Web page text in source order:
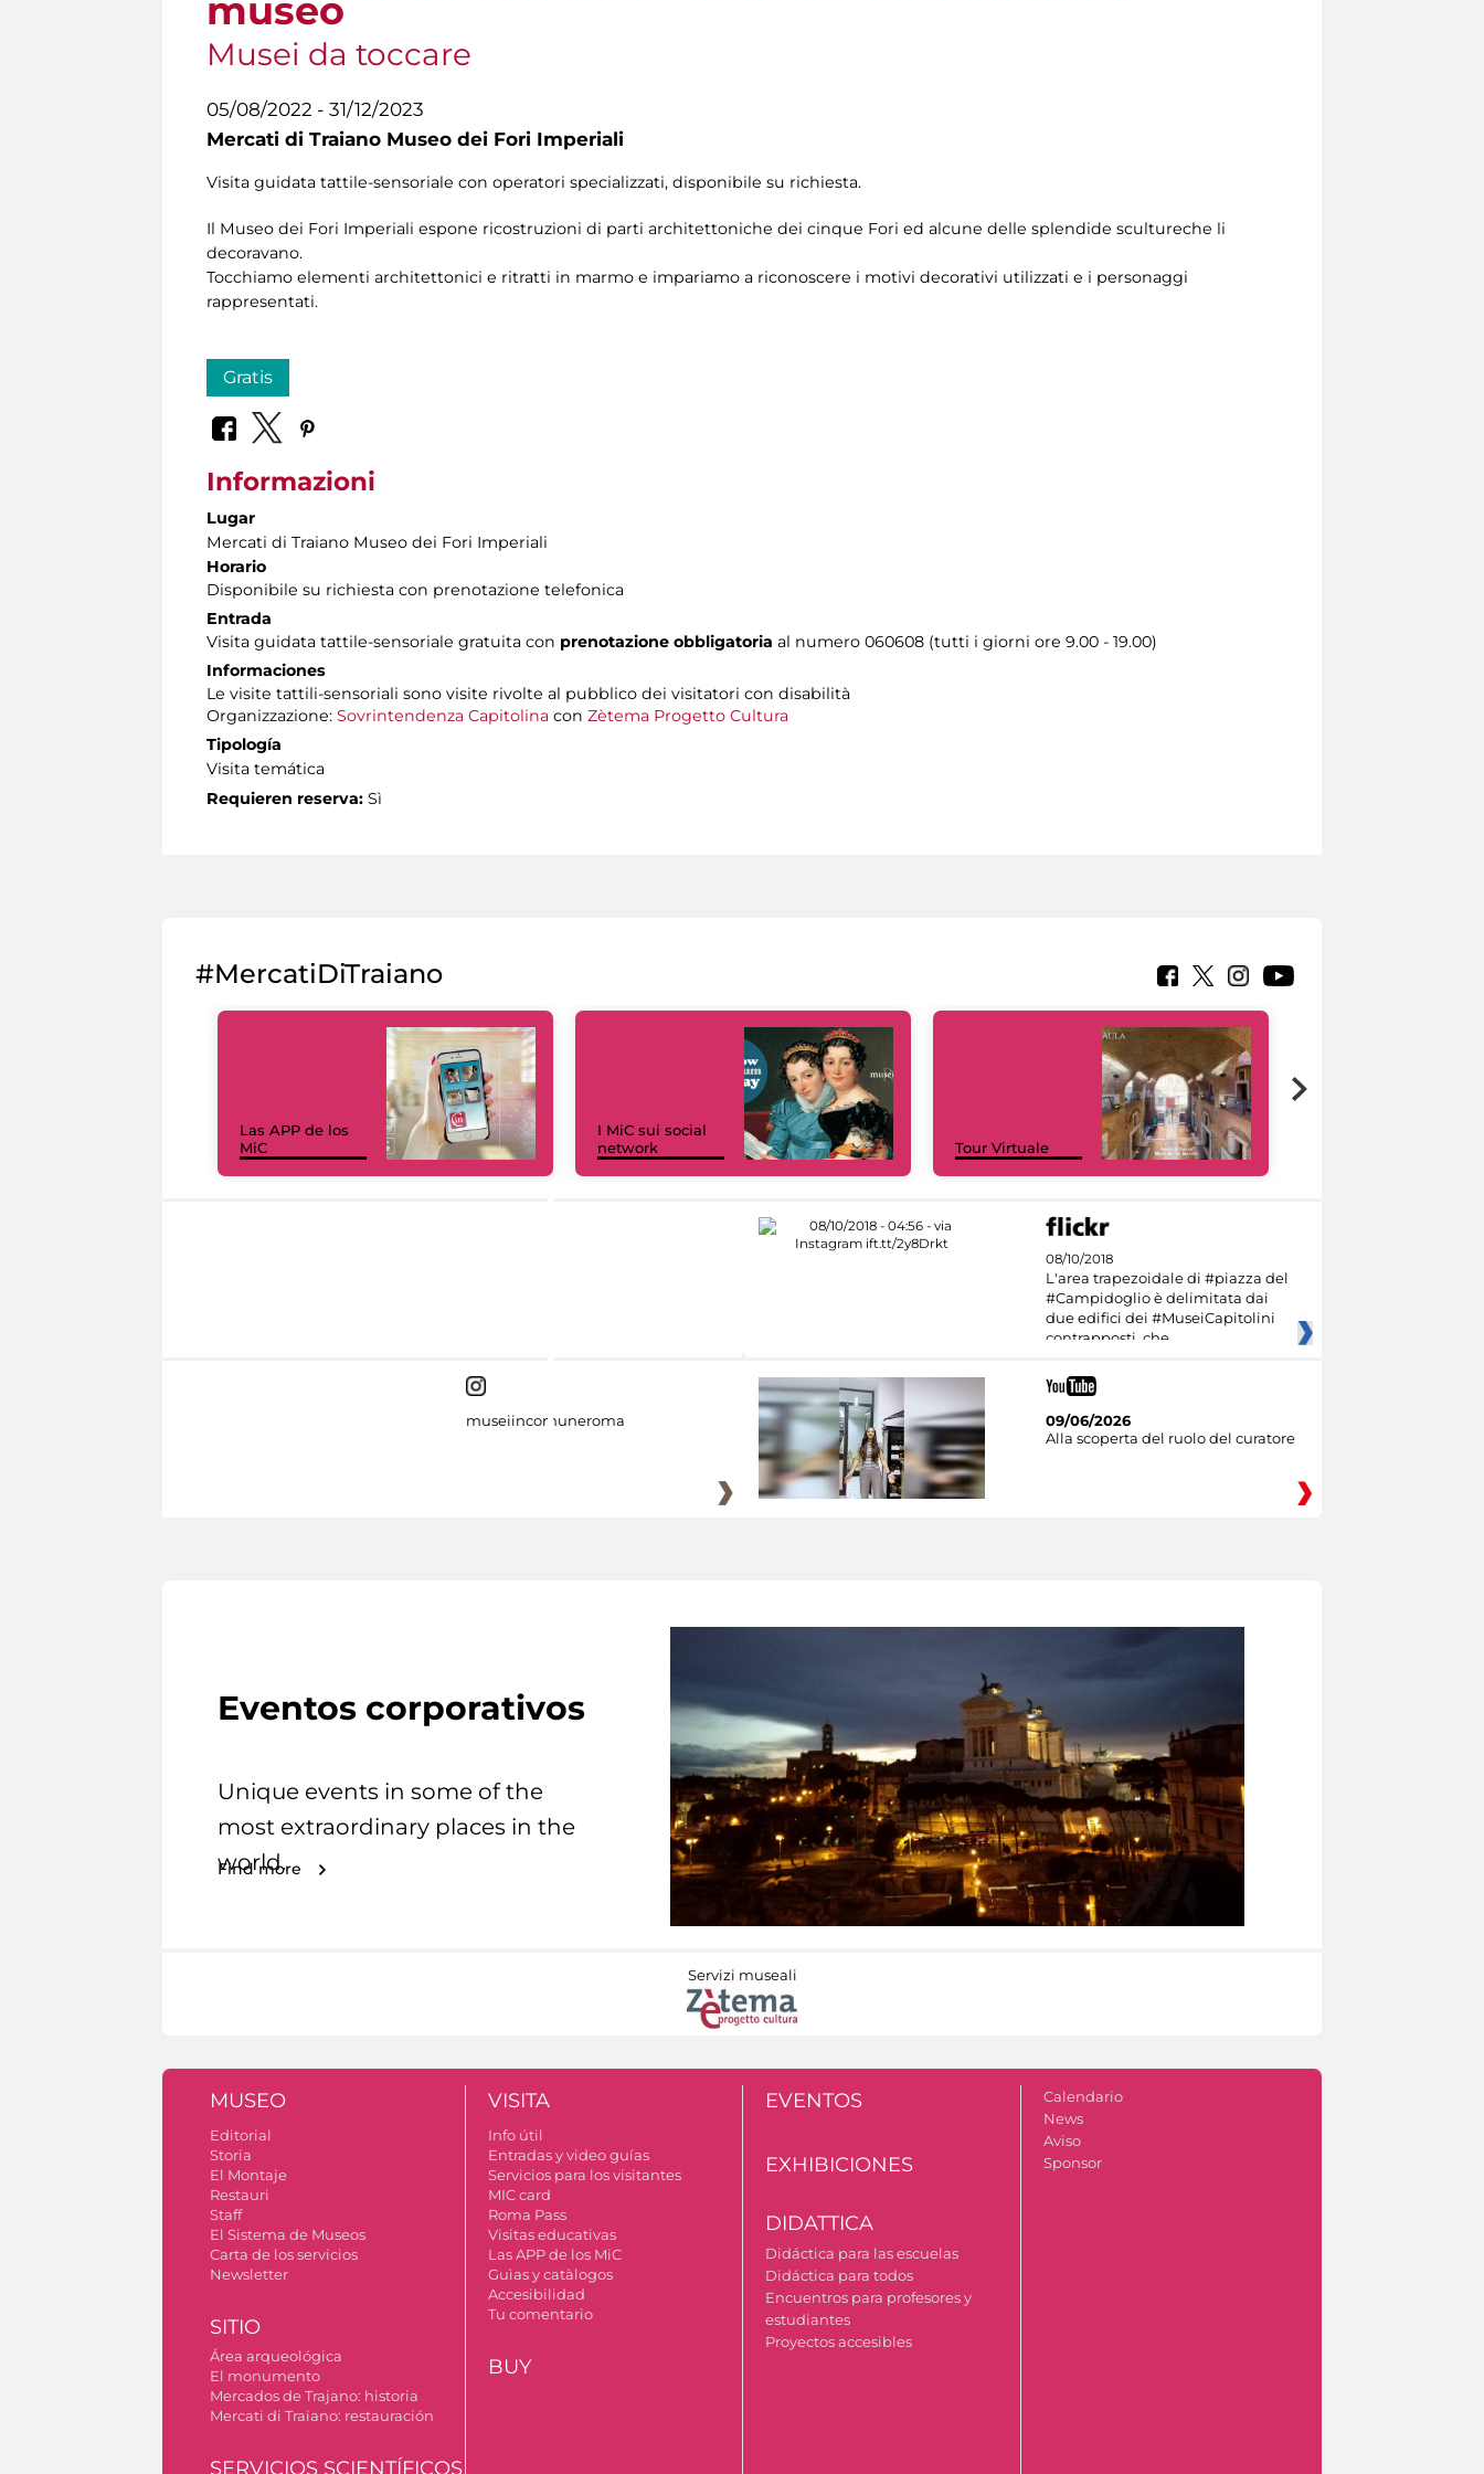
museo
Musei da toccare
05/08/2022 - 31/12/2023
Mercati di Traiano Museo dei Fori Imperiali
Visita guidata tattile-sensoriale con operatori specializzati, disponibile su richiesta.
Il Museo dei Fori Imperiali espone ricostruzioni di parti architettoniche dei cinque Fori ed alcune delle splendide scultureche li
decoravano.
Tocchiamo elementi architettonici e ritratti in marmo e impariamo a riconoscere i motivi decorativi utilizzati e i personaggi
rappresentati.
Gratis
Informazioni
Lugar
Mercati di Traiano Museo dei Fori Imperiali
Horario
Disponibile su richiesta con prenotazione telefonica
Entrada
Visita guidata tattile-sensoriale gratuita con prenotazione obbligatoria al numero 060608 (tutti i giorni ore 9.00 - 19.00)
Informaciones
Le visite tattili-sensoriali sono visite rivolte al pubblico dei visitatori con disabilità
Organizzazione: Sovrintendenza Capitolina con Zètema Progetto Cultura
Tipología
Visita temática
Requieren reserva: Sì
#MercatiDiTraiano
Las APP de los
MiC
I MiC sui social
network
Tour Virtuale
08/10/2018
L'area trapezoidale di #piazza del
#Campidoglio è delimitata dai
due edifici dei #MuseiCapitolini
contrapposti, che
museiincomuneroma
09/06/2026
Alla scoperta del ruolo del curatore
Eventos corporativos
Unique events in some of the
most extraordinary places in the
world.
Find more
Servizi museali
MUSEO
Editorial
Storia
El Montaje
Restauri
Staff
El Sistema de Museos
Carta de los servicios
Newsletter
SITIO
Área arqueológica
El monumento
Mercados de Trajano: historia
Mercati di Traiano: restauración
SERVICIOS SCIENTÍFICOS
VISITA
Info útil
Entradas y video guías
Servicios para los visitantes
MIC card
Roma Pass
Visitas educativas
Las APP de los MiC
Guìas y catàlogos
Accesibilidad
Tu comentario
BUY
EVENTOS
EXHIBICIONES
DIDATTICA
Didáctica para las escuelas
Didáctica para todos
Encuentros para profesores y
estudiantes
Proyectos accesibles
Calendario
News
Aviso
Sponsor